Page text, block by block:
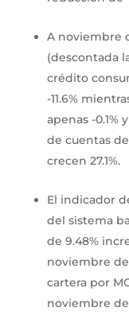
A noviembre
(descontada
crédito
-11.6%
apenas -0.1%
de cuentas
crecen 27.1%.
El indicador
del sistema
de 9.48%
noviembre
cartera por
noviembre